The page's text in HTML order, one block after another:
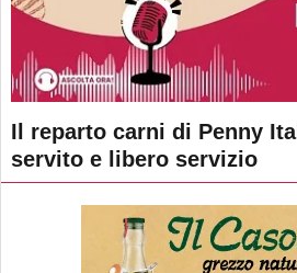
Il reparto carni di Penny
servito e libero servizio